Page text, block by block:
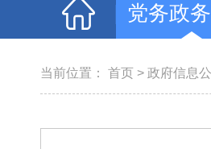
党务政
当前位置： 首页 > 政府信息